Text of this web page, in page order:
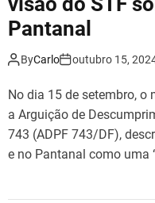
Pantanal
ByCarlo outubro 15,
No dia 15 de setembro,
a Arguição de
743 (ADPF 743/DF),
e no Pantanal como uma